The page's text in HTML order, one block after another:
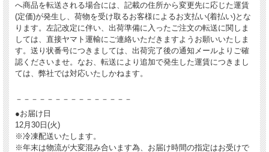
へ商品を転送される場合には、記載の住所から変更先に応じた運賃
(定価)が発生し、荷物を受け取るお客様によるお支払い(着払い)とな
ります。左記改定に伴い、出荷準備に入ったご注文の転送に関しま
しては、直接ヤマト運輸にご連絡いただきますようお願いいたしま
す。送り状番号につきましては、出荷完了後の通知メールよりご確
認くださいませ。なお、転送により追加で発生した運賃につきまし
ては、弊社では対応いたしかねます。
－－－－－－－－－－－－－－－
●お届け日
12月30日(火)
※冷凍配送いたします。
※年末は物流が大変混み合います為、お届け時間の指定はお受けで